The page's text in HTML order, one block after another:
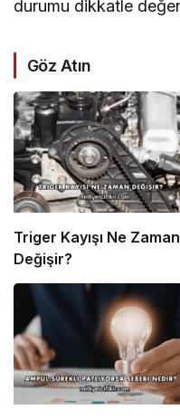
durumu dikkatle
Göz Atın
Triger Kayışı Ne Zaman
Değişir?